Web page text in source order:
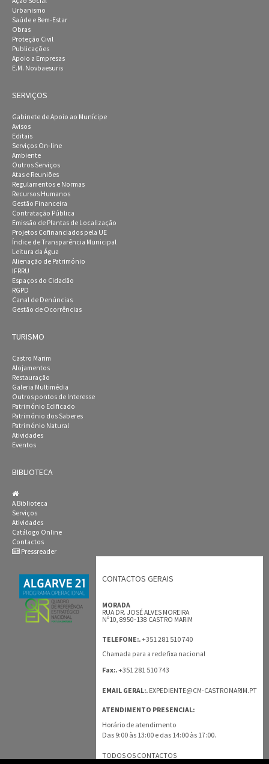
Urbanismo
Saúde e Bem-Estar
Obras
Proteção Civil
Publicações
Apoio a Empresas
E.M. Novbaesuris
SERVIÇOS
Gabinete de Apoio ao Munícipe
Avisos
Editais
Serviços On-line
Ambiente
Outros Serviços
Atas e Reuniões
Regulamentos e Normas
Recursos Humanos
Gestão Financeira
Contratação Pública
Emissão de Plantas de Localização
Projetos Cofinanciados pela UE
Índice de Transparência Municipal
Leitura da Água
Alienação de Património
IFRRU
Espaços do Cidadão
RGPD
Canal de Denúncias
Gestão de Ocorrências
TURISMO
Castro Marim
Alojamentos
Restauração
Galeria Multimédia
Outros pontos de Interesse
Património Edificado
Património dos Saberes
Património Natural
Atividades
Eventos
BIBLIOTECA
A Biblioteca
Serviços
Atividades
Catálogo Online
Contactos
Pressreader
CONTACTOS GERAIS
MORADA
RUA DR. JOSÉ ALVES MOREIRA
Nº10, 8950-138 CASTRO MARIM
TELEFONE:.+351 281 510 740
Chamada para a rede fixa nacional
Fax:.+351 281 510 743
EMAIL GERAL:. EXPEDIENTE@CM-CASTROMARIM.PT
ATENDIMENTO PRESENCIAL:
Horário de atendimento
Das 9:00 às 13:00 e das 14:00 às 17:00.
TODOS OS CONTACTOS